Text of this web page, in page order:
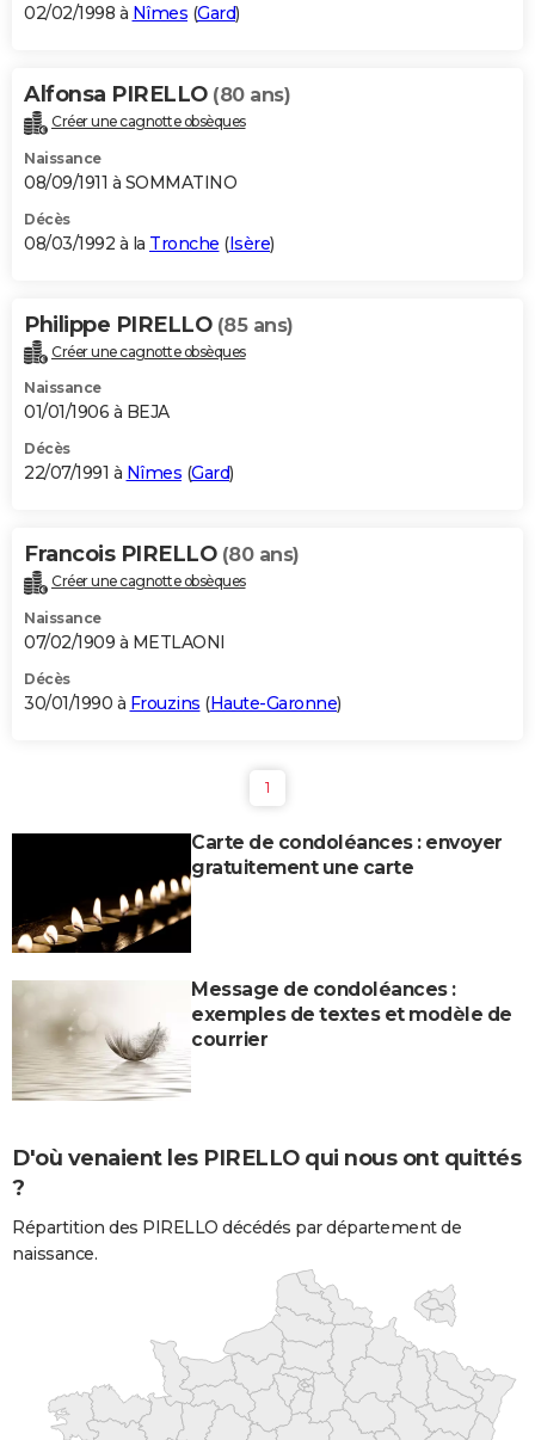
02/02/1998 à Nîmes (Gard)
Alfonsa PIRELLO (80 ans)
Créer une cagnotte obsèques
Naissance
08/09/1911 à SOMMATINO
Décès
08/03/1992 à la Tronche (Isère)
Philippe PIRELLO (85 ans)
Créer une cagnotte obsèques
Naissance
01/01/1906 à BEJA
Décès
22/07/1991 à Nîmes (Gard)
Francois PIRELLO (80 ans)
Créer une cagnotte obsèques
Naissance
07/02/1909 à METLAONI
Décès
30/01/1990 à Frouzins (Haute-Garonne)
1
Carte de condoléances : envoyer
gratuitement une carte
Message de condoléances :
exemples de textes et modèle de
courrier
D'où venaient les PIRELLO qui nous ont quittés
?
Répartition des PIRELLO décédés par département de
naissance.